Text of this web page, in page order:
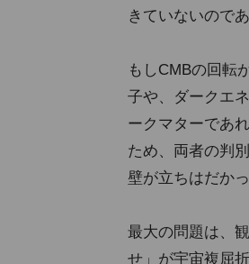
きていないのであ
もしCMBの回転
子や、ダークエ
ークマターであ
ため、両者の判
壁が立ちはだかっ
最大の問題は、
せ」が宇宙複屈